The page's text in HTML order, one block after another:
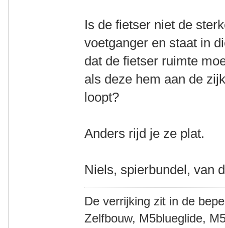
Is de fietser niet de
voetganger en staat in
dat de fietser ruimte
als deze hem aan de
loopt?
Anders rijd je ze plat.
Niels, spierbundel, van
De verrijking zit in de
Zelfbouw, M5blueglide,